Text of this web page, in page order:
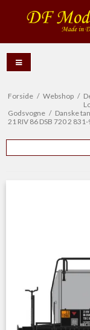
Forside / Webshop /
Godsvogne / Danske
21 RIV 86 DSB 720 2 831-